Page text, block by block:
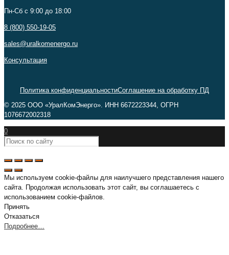
Пн-Сб c 9:00 до 18:00
8 (800) 550-19-05
sales@uralkomenergo.ru
Консультация
Политика конфиденциальностиСоглашение на обработку ПД
© 2025 ООО «УралКомЭнерго». ИНН 6672223344, ОГРН
1076672002318
0
Мы используем cookie-файлы для наилучшего представления нашего
сайта. Продолжая использовать этот сайт, вы соглашаетесь с
использованием cookie-файлов.
Принять
Отказаться
Подробнее…